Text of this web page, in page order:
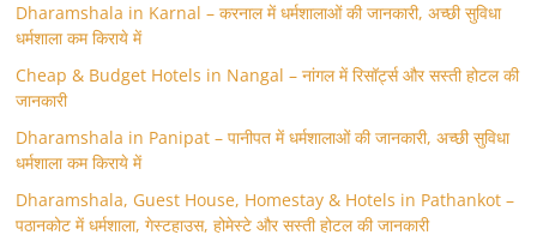
Dharamshala in Karnal – करनाल में धर्मशालाओं की जानकारी, अच्छी सुविधा
धर्मशाला कम किराये में
Cheap & Budget Hotels in Nangal – नांगल में रिसॉर्ट्स और सस्ती होटल की
जानकारी
Dharamshala in Panipat – पानीपत में धर्मशालाओं की जानकारी, अच्छी सुविधा
धर्मशाला कम किराये में
Dharamshala, Guest House, Homestay & Hotels in Pathankot –
पठानकोट में धर्मशाला, गेस्टहाउस, होमेस्टे और सस्ती होटल की जानकारी